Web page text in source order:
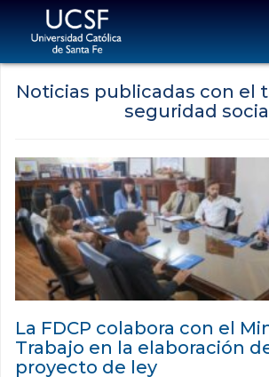
Noticias publicadas con el
seguridad
La FDCP colabora con el
Trabajo en la elaboración
proyecto de ley